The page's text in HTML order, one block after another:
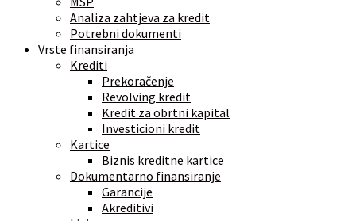
Analiza zahtjeva za kredit
Potrebni dokumenti
Vrste finansiranja
Krediti
Prekoračenje
Revolving kredit
Kredit za obrtni kapital
Investicioni kredit
Kartice
Biznis kreditne kartice
Dokumentarno finansiranje
Garancije
Akreditivi